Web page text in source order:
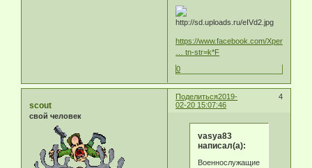
https://www.facebook.com/Xperttactical/
… tn-str=k*F
0
Поделиться 4
2019-
02-20 15:07:46
scout
свой человек
vasya83
написал(а):
Военнослужащие